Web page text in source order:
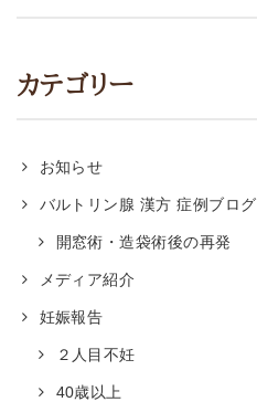
カテゴリー
お知らせ
バルトリン腺 漢方 症例ブログ
開窓術・造袋術後の再発
メディア紹介
妊娠報告
２人目不妊
40歳以上